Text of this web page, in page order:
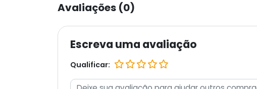
Avaliações (0)
Escreva uma avaliação
Qualificar: